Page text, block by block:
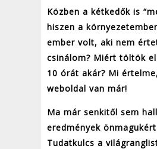
Közben a kétkedők is
hiszen a
ember volt, aki nem
csinálom? Miért töltök
10 órát akár? Mi
weboldal van már!
Ma már senkitől sem
eredmények
Tudatkulcs a